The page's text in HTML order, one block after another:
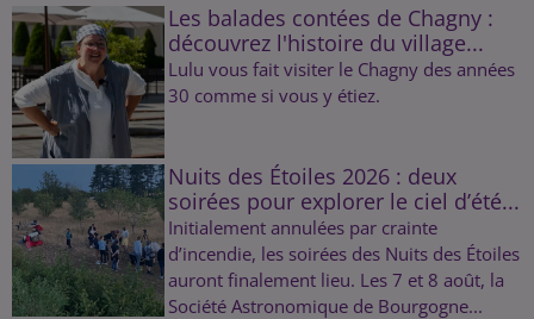
Les balades contées de Chagny :
découvrez l'histoire du village...
Lulu vous fait visiter le Chagny des années
30 comme si vous y étiez.
Nuits des Étoiles 2026 : deux
soirées pour explorer le ciel d’été...
Initialement annulées par crainte
d’incendie, les soirées des Nuits des Étoiles
auront finalement lieu. Les 7 et 8 août, la
Société Astronomique de Bourgogne...